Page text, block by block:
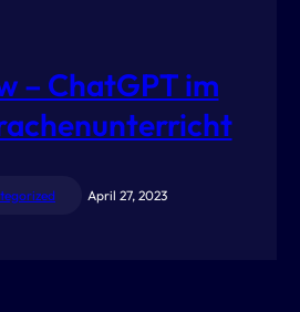
– ChatGPT im
April 27, 2023